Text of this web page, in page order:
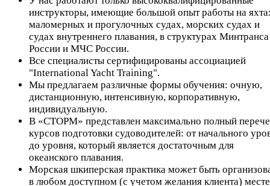
инструкторы, имеющие большой опыт работы на
маломерных и прогулочных судах, морских судах и
судах внутреннего плавания, в структурах Минтранса
России и МЧС России.
Все специалисты сертифицированы ассоциацией
"International Yacht Training".
Мы предлагаем различные формы обучения: очную,
дистанционную, интенсивную, корпоративную,
индивидуальную.
В «СТОРМ» представлен максимально полный
курсов подготовки судоводителей: от начального
до уровня, который является достаточным для
океанского плавания.
Морская шкиперская практика может быть
в любом доступном (с учетом желания клиента)